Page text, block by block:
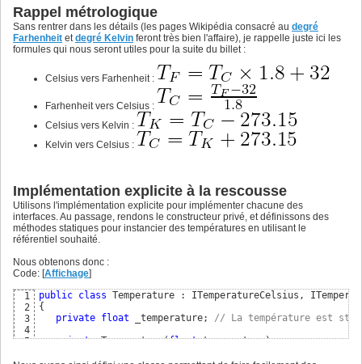
18
19
20
21
22
private float _temperature;
public Temperature (float temperature)
{
      _temperature= temperature;
GetTemperature ()
return _temperature;
}
Rappel métrologique
Sans rentrer dans les détails (les pages Wikipédia consacré au degré
Farhenheit etdegré Kelvin feront très bien l'affaire), je rappelle juste ici les
formules qui nous seront utiles pour la suite du billet :
Celsius vers Farhenheit :
Farhenheit vers Celsius :
Celsius vers Kelvin :
Kelvin vers Celsius :
Implémentation explicite à la rescousse
Utilisons l'implémentation explicite pour implémenter chacune des
interfaces. Au passage, rendons le constructeur privé, et définissons des
méthodes statiques pour instancier des températures en utilisant le
référentiel souhaité.
Nous obtenons donc :
Code: [Affichage]
1
2
3
4
5
public class
{
private float _temperature; // La température est
private Temperature(float temperature)